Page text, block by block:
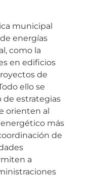
municipal
energías
como la
en edificios
de
ello se
estrategias
orienten al
más
de
a